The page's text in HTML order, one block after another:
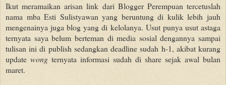
Ikut meramaikan arisan link dari Blogger Perempuan tercetuslah
nama mba Esti Sulistyawan yang beruntung di kulik lebih jauh
mengenainya juga blog yang di kelolanya. Usut punya usut astaga
ternyata saya belum berteman di media sosial dengannya sampai
tulisan ini di publish sedangkan deadline sudah h-1, akibat kurang
update wong ternyata informasi sudah di share sejak awal bulan
maret.